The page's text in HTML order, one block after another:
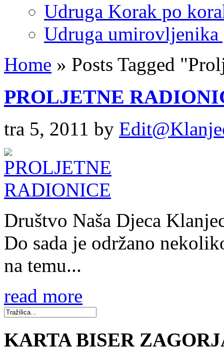
Udruga Korak po
Udruga umirovljenika
Home » Posts Tagged "
PROLJETNE
tra 5, 2011 by
Društvo Naša Djeca
Do sada je održano
na temu...
read more
KARTA BISER